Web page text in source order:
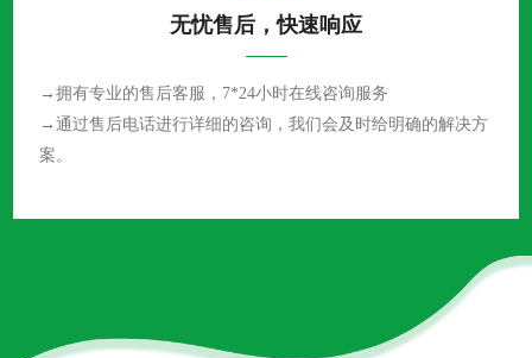
无忧售后，快速响应
→拥有专业的售后客服，7*24小时在线咨询服务
→通过售后电话进行详细的咨询，我们会及时给明确的解决方
案。